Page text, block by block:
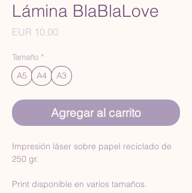
Lámina BlaBlaLove
EUR 10,00
Tamaño *
A5 A4 A3
Agregar al carrito
Impresión láser sobre papel reciclado de
250 gr.
Print disponible en varios tamaños.